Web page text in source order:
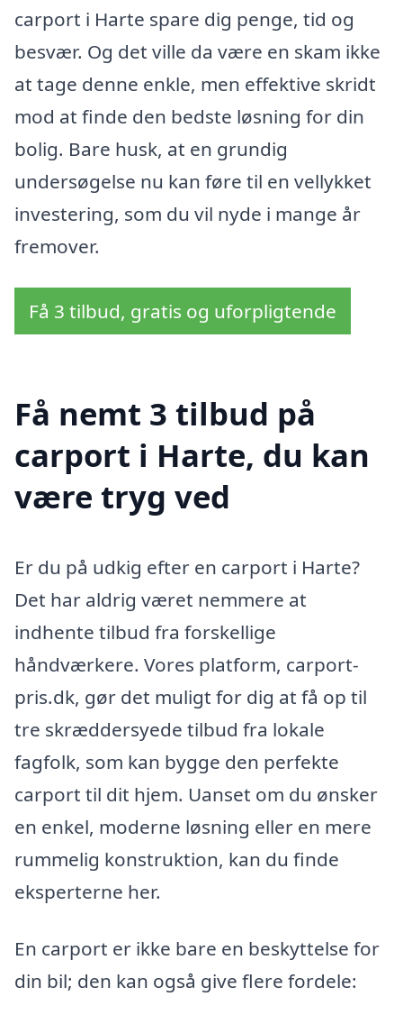
carport i Harte spare dig penge, tid og
besvær. Og det ville da være en skam ikke
at tage denne enkle, men effektive skridt
mod at finde den bedste løsning for din
bolig. Bare husk, at en grundig
undersøgelse nu kan føre til en vellykket
investering, som du vil nyde i mange år
fremover.
Få 3 tilbud, gratis og uforpligtende
Få nemt 3 tilbud på
carport i Harte, du kan
være tryg ved
Er du på udkig efter en carport i Harte?
Det har aldrig været nemmere at
indhente tilbud fra forskellige
håndværkere. Vores platform, carport-
pris.dk, gør det muligt for dig at få op til
tre skræddersyede tilbud fra lokale
fagfolk, som kan bygge den perfekte
carport til dit hjem. Uanset om du ønsker
en enkel, moderne løsning eller en mere
rummelig konstruktion, kan du finde
eksperterne her.
En carport er ikke bare en beskyttelse for
din bil; den kan også give flere fordele: